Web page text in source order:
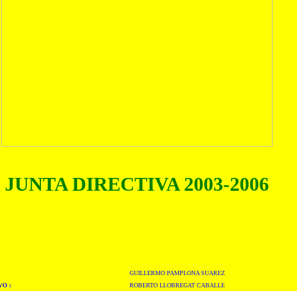
JUNTA DIRECTIVA 2003-2006
GUILLERMO PAMPLONA SUAREZ
: ROBERTO LLOBREGAT CABALLE